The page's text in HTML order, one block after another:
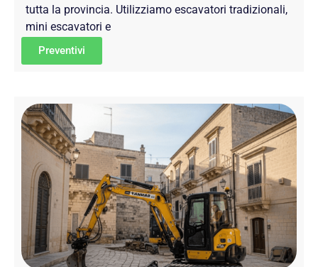
tutta la provincia. Utilizziamo escavatori tradizionali,
mini escavatori e
Preventivi